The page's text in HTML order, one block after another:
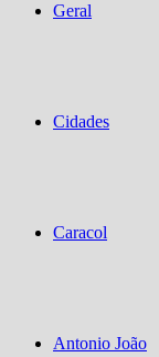
Geral
Cidades
Caracol
Antonio João